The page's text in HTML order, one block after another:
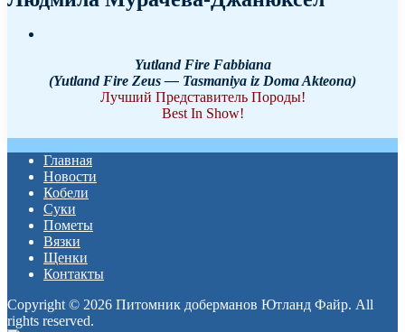
Yutland Fire Fabbiana
(Yutland Fire Zeus — Tasmaniya iz Doma Akteona)
Лучший Представитель Породы!
Best In Show!
Главная
Новости
Кобели
Суки
Пометы
Вязки
Щенки
Контакты
Copyright © 2026 Питомник доберманов Ютланд Файр. All
rights reserved.